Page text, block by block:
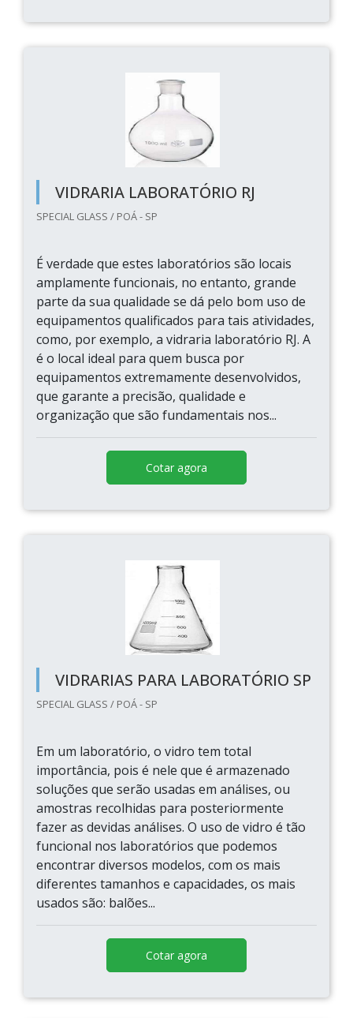
VIDRARIA LABORATÓRIO RJ
SPECIAL GLASS / POÁ - SP
É verdade que estes laboratórios são locais
amplamente funcionais, no entanto, grande
parte da sua qualidade se dá pelo bom uso de
equipamentos qualificados para tais atividades,
como, por exemplo, a vidraria laboratório RJ. A
é o local ideal para quem busca por
equipamentos extremamente desenvolvidos,
que garante a precisão, qualidade e
organização que são fundamentais nos...
Cotar agora
VIDRARIAS PARA LABORATÓRIO SP
SPECIAL GLASS / POÁ - SP
Em um laboratório, o vidro tem total
importância, pois é nele que é armazenado
soluções que serão usadas em análises, ou
amostras recolhidas para posteriormente
fazer as devidas análises. O uso de vidro é tão
funcional nos laboratórios que podemos
encontrar diversos modelos, com os mais
diferentes tamanhos e capacidades, os mais
usados são: balões...
Cotar agora